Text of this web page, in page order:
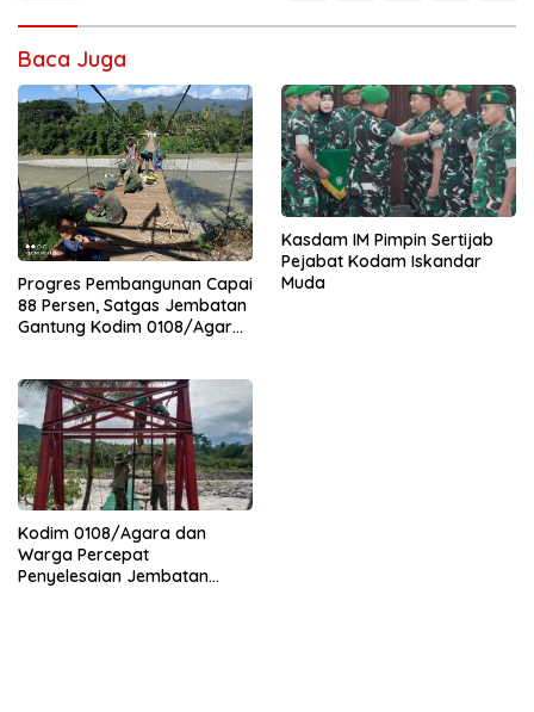
Baca Juga
Progres Pembangunan Capai
88 Persen, Satgas Jembatan
Gantung Kodim 0108/Agara
Kasdam IM Pimpin Sertijab
Pejabat Kodam Iskandar
Muda
Kodim 0108/Agara dan
Warga Percepat
Penyelesaian Jembatan